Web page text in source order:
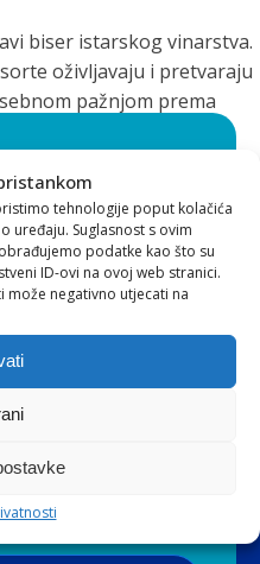
tehnologije poput kolačića
uređaju. Suglasnost s ovim
podatke kao što su
ID-ovi na ovoj web stranici.
može negativno utjecati na
biser istarskog vinarstva.
oživljavaju i pretvaraju
pažnjom prema
s potpisom Paola
za što se
preko EVA
brojne pogodnosti
ne želite više primati EVA
za skidanjem s liste, preko